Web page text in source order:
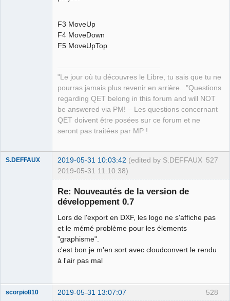
F3 MoveUp
F4 MoveDown
F5 MoveUpTop
"Le jour où tu découvres le Libre, tu sais que tu ne
pourras jamais plus revenir en arrière..."Questions
regarding QET belong in this forum and will NOT
be answered via PM! – Les questions concernant
QET doivent être posées sur ce forum et ne
seront pas traitées par MP !
527
S.DEFFAUX 2019-05-31 10:03:42 (edited by S.DEFFAUX
2019-05-31 11:10:38)
Re: Nouveautés de la version de
développement 0.7
Lors de l'export en DXF, les logo ne s'affiche pas
et le mémé problème pour les élements
"graphisme".
c'est bon je m'en sort avec cloudconvert le rendu
à l'air pas mal
528
scorpio810 2019-05-31 13:07:07